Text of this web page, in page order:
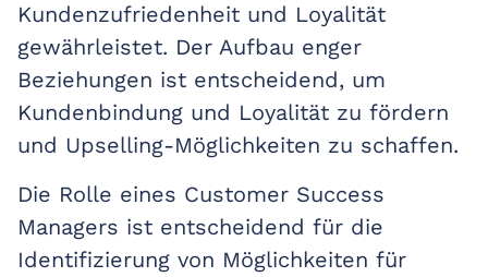
Kundenzufriedenheit und Loyalität
gewährleistet. Der Aufbau enger
Beziehungen ist entscheidend, um
Kundenbindung und Loyalität zu fördern
und Upselling-Möglichkeiten zu schaffen.
Die Rolle eines Customer Success
Managers ist entscheidend für die
Identifizierung von Möglichkeiten für